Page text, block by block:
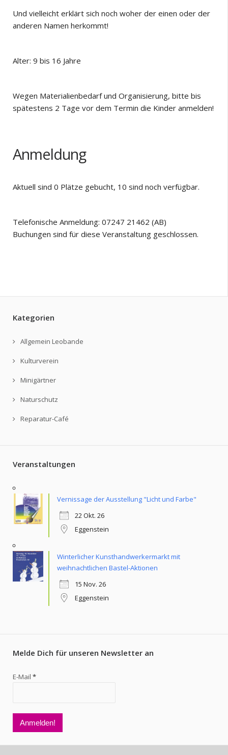
Und vielleicht erklärt sich noch woher der einen oder der
anderen Namen herkommt!
Alter: 9 bis 16 Jahre
Wegen Materialienbedarf und Organisierung, bitte bis
spätestens 2 Tage vor dem Termin die Kinder anmelden!
Anmeldung
Aktuell sind 0 Plätze gebucht, 10 sind noch verfügbar.
Telefonische Anmeldung: 07247 21462 (AB)
Buchungen sind für diese Veranstaltung geschlossen.
Kategorien
Allgemein Leobande
Kulturverein
Minigärtner
Naturschutz
Reparatur-Café
Veranstaltungen
Vernissage der Ausstellung "Licht und Farbe"
22 Okt. 26
Eggenstein
Winterlicher Kunsthandwerkermarkt mit
weihnachtlichen Bastel-Aktionen
15 Nov. 26
Eggenstein
Melde Dich für unseren Newsletter an
E-Mail *